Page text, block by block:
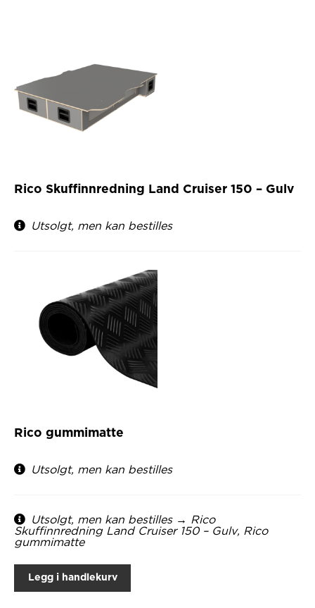
Rico Skuffinnredning Land Cruiser 150 – Gulv
Utsolgt, men kan bestilles
Rico gummimatte
Utsolgt, men kan bestilles
Utsolgt, men kan bestilles → Rico
Skuffinnredning Land Cruiser 150 – Gulv, Rico
gummimatte
Legg i handlekurv